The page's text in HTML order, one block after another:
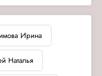
Ирина
Наталья